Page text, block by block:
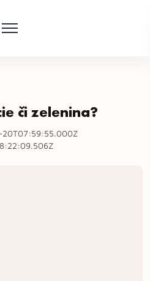
či zelenina?
20T07:59:55.000Z